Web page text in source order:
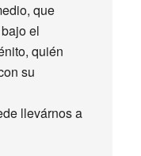
que
el
quién
su
llevárnos a